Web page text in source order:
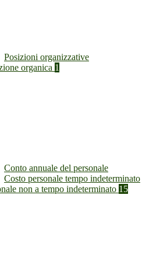
Posizioni organizzative
organica 1
Conto annuale del personale
Costo personale tempo indeterminato
non a tempo indeterminato 15